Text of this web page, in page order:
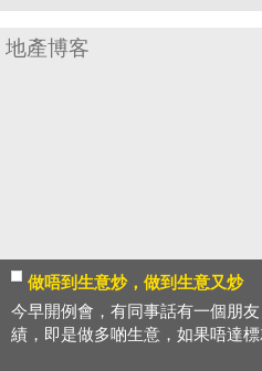
地產博客
做唔到生意炒，做到生意又炒
今早開例會，有同事話有一個朋
績，即是做多啲生意，如果唔達